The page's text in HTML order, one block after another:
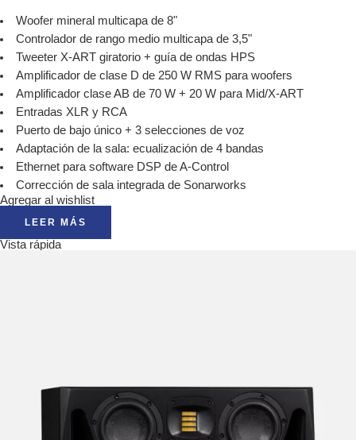
Woofer mineral multicapa de 8"
Controlador de rango medio multicapa de 3,5"
Tweeter X-ART giratorio + guía de ondas HPS
Amplificador de clase D de 250 W RMS para woofers
Amplificador clase AB de 70 W + 20 W para Mid/X-ART
Entradas XLR y RCA
Puerto de bajo único + 3 selecciones de voz
Adaptación de la sala: ecualización de 4 bandas
Ethernet para software DSP de A-Control
Corrección de sala integrada de Sonarworks
Agregar al wishlist
LEER MÁS
Vista rápida